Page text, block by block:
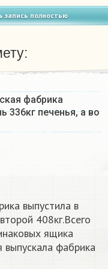
запись полностью
фабрика
336кг печенья, а во
выпустила в
408кг.Всего
ящика
выпускала фабрика